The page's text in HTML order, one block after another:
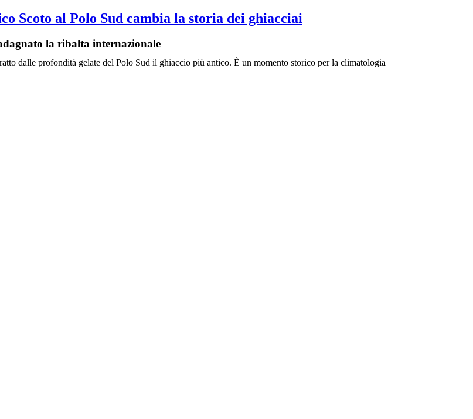
Scoto al Polo Sud cambia la storia dei ghiacciai
la ribalta internazionale
dalle profondità gelate del Polo Sud il ghiaccio più antico. È un momento storico per la climatologia